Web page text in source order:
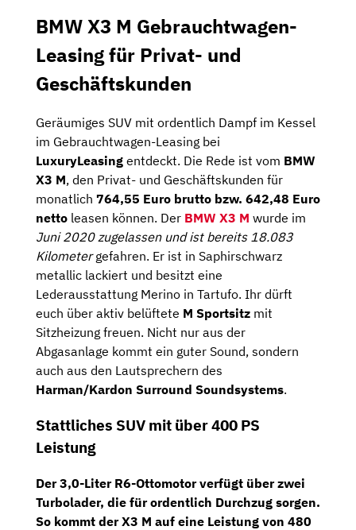
BMW X3 M Gebrauchtwagen-
Leasing für Privat- und
Geschäftskunden
Geräumiges SUV mit ordentlich Dampf im Kessel
im Gebrauchtwagen-Leasing bei
LuxuryLeasing entdeckt. Die Rede ist vom BMW
X3 M, den Privat- und Geschäftskunden für
monatlich 764,55 Euro brutto bzw. 642,48 Euro
netto leasen können. Der BMW X3 M wurde im
Juni 2020 zugelassen und ist bereits 18.083
Kilometergefahren. Er ist in Saphirschwarz
metallic lackiert und besitzt eine
Lederausstattung Merino in Tartufo. Ihr dürft
euch über aktiv belüftete M Sportsitz mit
Sitzheizung freuen. Nicht nur aus der
Abgasanlage kommt ein guter Sound, sondern
auch aus den Lautsprechern des
Harman/Kardon Surround Soundsystems.
Stattliches SUV mit über 400 PS
Leistung
Der3,0-Liter R6-Ottomotorverfügt über zwei
Turbolader, die für ordentlich Durchzug sorgen.
So kommt der X3 M auf eine Leistung von 480